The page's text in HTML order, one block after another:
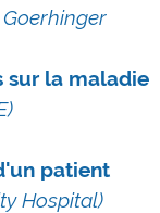
Goerhinger
sur la maladie
patient
Hospital)